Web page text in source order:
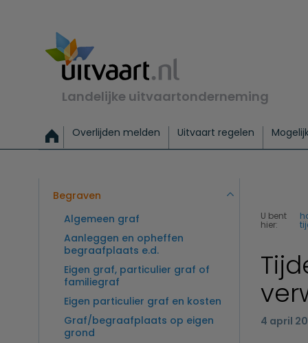
Landelijke uitvaartonderneming
Overlijden melden Uitvaart regelen
Exclusieve uitvaart Begrafenis Basis
Begraven
Algemeen graf
Aanleggen en opheffen
begraafplaats e.d.
Eigen graf, particulier graf of
familiegraf
Eigen particulier graf en kosten
Graf/begraafplaats op eigen
grond
U bent
hier:
4 april